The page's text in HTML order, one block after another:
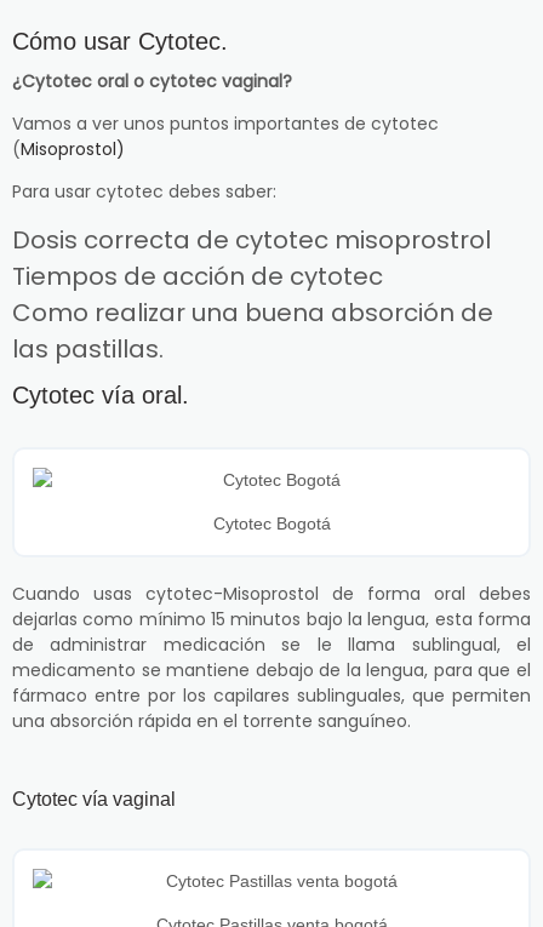
Cómo usar Cytotec.
¿Cytotec oral o cytotec vaginal?
Vamos a ver unos puntos importantes de cytotec
(Misoprostol)
Para usar cytotec debes saber:
Dosis correcta de cytotec misoprostrol
Tiempos de acción de cytotec
Como realizar una buena absorción de
las pastillas.
Cytotec vía oral.
Cytotec Bogotá
Cuando usas cytotec-Misoprostol de forma oral debes
dejarlas como mínimo 15 minutos bajo la lengua, esta forma
de administrar medicación se le llama sublingual, el
medicamento se mantiene debajo de la lengua, para que el
fármaco entre por los capilares sublinguales, que permiten
una absorción rápida en el torrente sanguíneo.
Cytotec vía vaginal